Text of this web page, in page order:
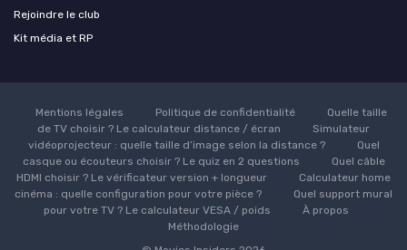
Rejoindre le club
Kit média et RP
Mentions légales Politique de confidentialité
Quelle taille
de TV choisir ? Le calculateur distance / écran
Simulateur
vidéoprojecteur : quelle taille d’image selon la distance ?
Quel
casque ou écouteurs choisir ? Le quiz en 2 questions
Quel câble
HDMI choisir ? Le vérificateur version + longueur
Calculateur home
cinéma : quelle configuration pour votre pièce ?
Quel support mural
pour votre TV ? Le calculateur VESA / poids
À propos
Méthodologie